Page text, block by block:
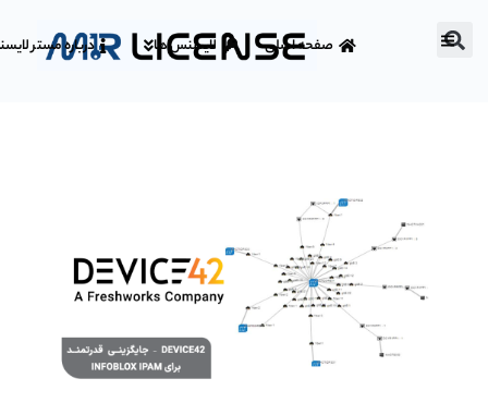
صفحه اصلی لایسنس ها درباره مستر